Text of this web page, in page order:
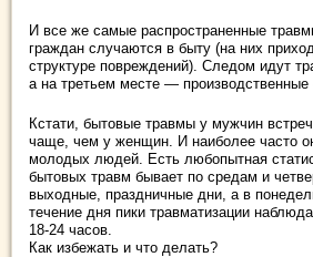
И все же самые распространенные
граждан случаются в быту (на них
структуре повреждений). Следом идут
а на третьем месте — производственные
Кстати, бытовые травмы у мужчин
чаще, чем у женщин. И наиболее часто
молодых людей. Есть любопытная
бытовых травм бывает по средам и
выходные, праздничные дни, а в
течение дня пики травматизации
18-24 часов.
Как избежать и что делать?